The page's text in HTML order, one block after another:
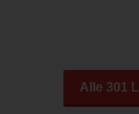
Alle 301